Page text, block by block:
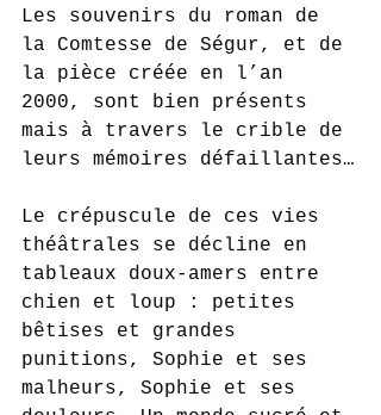
Les souvenirs du roman de
la Comtesse de Ségur, et de
la pièce créée en l’an
2000, sont bien présents
mais à travers le crible de
leurs mémoires défaillantes…
Le crépuscule de ces vies
théâtrales se décline en
tableaux doux-amers entre
chien et loup : petites
bêtises et grandes
punitions, Sophie et ses
malheurs, Sophie et ses